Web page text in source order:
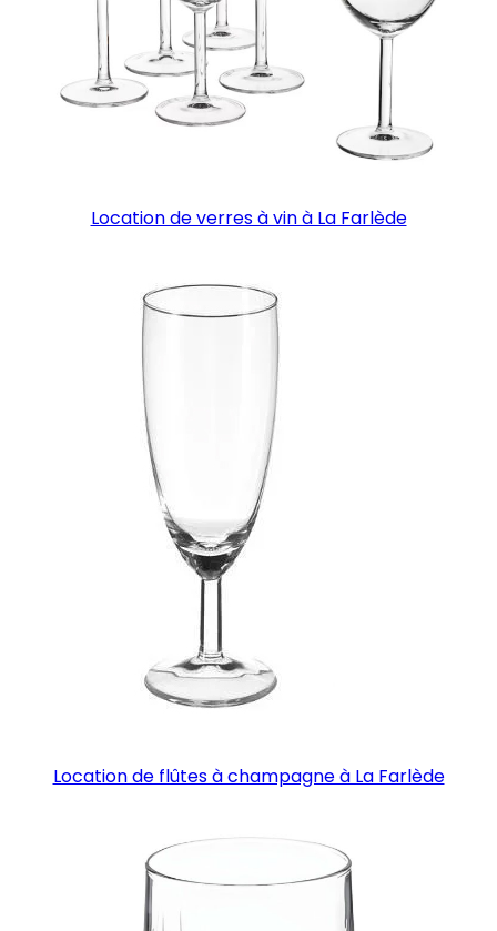
Location de verres à vin à La Farlède
Location de flûtes à champagne à La Farlède